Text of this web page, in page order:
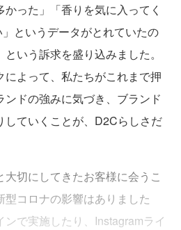
った」「香りを気に入ってく
というデータがとれていたの
いう訴求を盛り込みました。
によって、私たちがこれまで押
ンドの強みに気づき、ブランド
していくことが、D2Cらしさだ
切にしてきたお客様に会うこ
型コロナの影響はありました
で実施したり、Instagramライ